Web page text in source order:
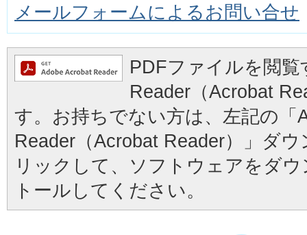
メールフォームによるお問い合せ
PDFファイルを閲
Reader（Acrobat
す。お持ちでない方は、左記の「
Reader（Acrobat Reader）」ダ
リックして、ソフトウェアをダ
トールしてください。